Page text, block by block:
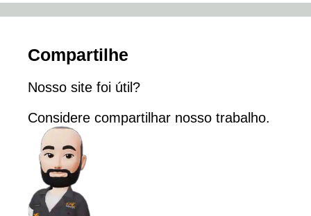
Compartilhe
Nosso site foi útil?
Considere compartilhar nosso trabalho.